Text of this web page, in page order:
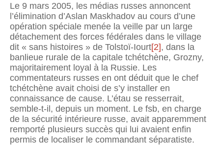
Le 9 mars 2005, les médias russes annoncent
l’élimination d’Aslan Maskhadov au cours d’une
opération spéciale menée la veille par un large
détachement des forces fédérales dans le village
dit « sans histoires » de Tolstoï-Iourt[2], dans la
banlieue rurale de la capitale tchétchène, Grozny,
majoritairement loyal à la Russie. Les
commentateurs russes en ont déduit que le chef
tchétchène avait choisi de s’y installer en
connaissance de cause. L’étau se resserrait,
semble-t-il, depuis un moment. Le fsb, en charge
de la sécurité intérieure russe, avait apparemment
remporté plusieurs succès qui lui avaient enfin
permis de localiser le commandant séparatiste.